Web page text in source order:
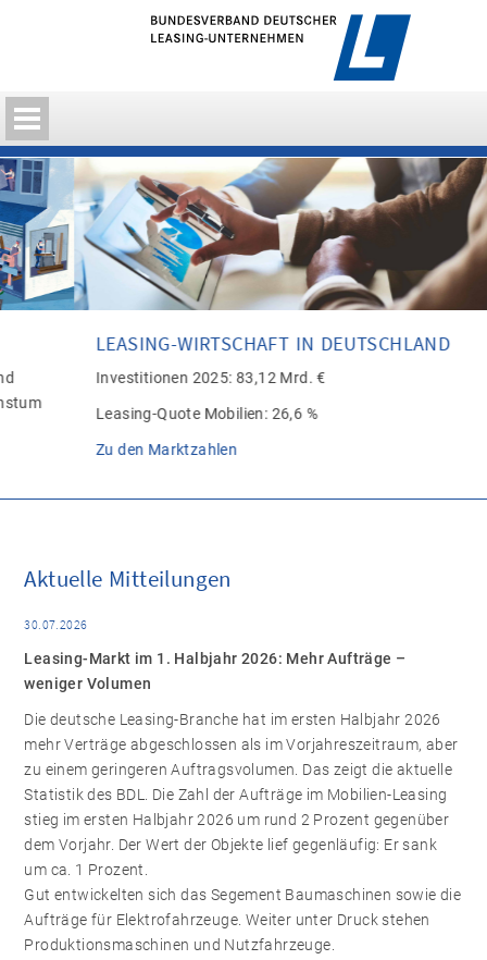
LEASING-WIRTSCHAFT IN DEUTSCHLAND
Investitionen 2025: 83,12 Mrd. €
Leasing-Quote Mobilien: 26,6 %
Zu den Marktzahlen
Aktuelle Mitteilungen
30.07.2026
Leasing-Markt im 1. Halbjahr 2026: Mehr Aufträge –
weniger Volumen
Die deutsche Leasing-Branche hat im ersten Halbjahr 2026
mehr Verträge abgeschlossen als im Vorjahreszeitraum, aber
zu einem geringeren Auftragsvolumen. Das zeigt die aktuelle
Statistik des BDL. Die Zahl der Aufträge im Mobilien-Leasing
stieg im ersten Halbjahr 2026 um rund 2 Prozent gegenüber
dem Vorjahr. Der Wert der Objekte lief gegenläufig: Er sank
um ca. 1 Prozent.
Gut entwickelten sich das Segement Baumaschinen sowie die
Aufträge für Elektrofahrzeuge. Weiter unter Druck stehen
Produktionsmaschinen und Nutzfahrzeuge.